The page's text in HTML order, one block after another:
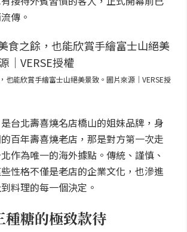
傳。
也能欣賞手繪富士山絕美景致。圖片來源｜VERSE授
是台北壽喜燒名店橋山的姐妹品牌，身
百年壽喜燒老店，那是對方第一次走
作為唯一的海外據點。傳統、謹慎、
性格不僅是老店的企業文化，也滲進
料理的每一個決定。
種糖的極致款待